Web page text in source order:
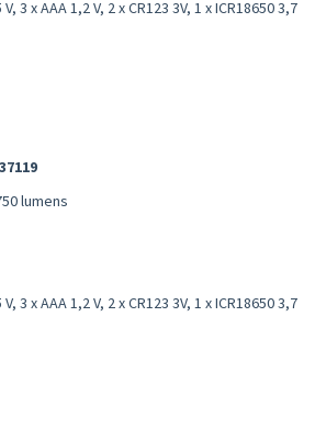
3 x AAA 1,2 V, 2 x CR123 3V, 1 x ICR18650 3,7
lumens
3 x AAA 1,2 V, 2 x CR123 3V, 1 x ICR18650 3,7